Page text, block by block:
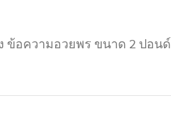
ข้อความอวยพร ขนาด 2 ปอนด์